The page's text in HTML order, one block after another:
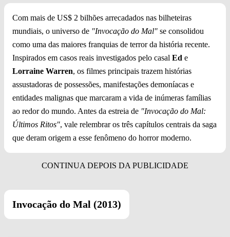
Com mais de US$ 2 bilhões arrecadados nas bilheteiras
mundiais, o universo de "Invocação do Mal" se consolidou
como uma das maiores franquias de terror da história recente.
Inspirados em casos reais investigados pelo casal Ed e
Lorraine Warren, os filmes principais trazem histórias
assustadoras de possessões, manifestações demoníacas e
entidades malignas que marcaram a vida de inúmeras famílias
ao redor do mundo. Antes da estreia de "Invocação do Mal:
Últimos Ritos", vale relembrar os três capítulos centrais da saga
que deram origem a esse fenômeno do horror moderno.
Invocação do Mal (2013)